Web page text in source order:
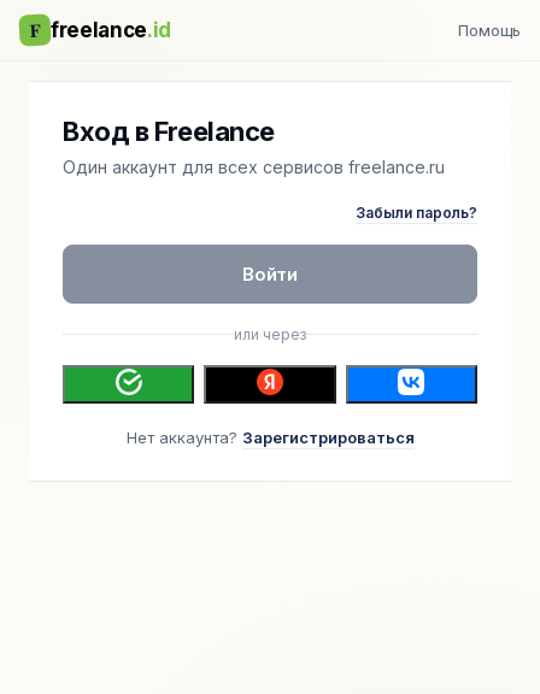
F freelance.id Помощь
Вход в Freelance
Один аккаунт для всех сервисов freelance.ru
Забыли пароль?
Войти
или через
Нет аккаунта? Зарегистрироваться